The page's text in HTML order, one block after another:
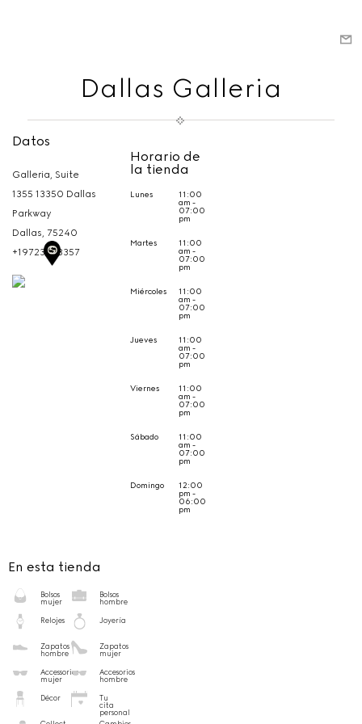
Dallas Galleria
Datos
Galleria, Suite
1355 13350 Dallas
Parkway
Dallas, 75240
+19723873357
Horario de
la tienda
Lunes 11:00
am -
07:00
pm
Martes 11:00
am -
07:00
pm
Miércoles 11:00
am -
07:00
pm
Jueves 11:00
am -
07:00
pm
Viernes 11:00
am -
07:00
pm
Sábado 11:00
am -
07:00
pm
Domingo 12:00
pm -
06:00
pm
En esta tienda
Bolsos
mujer
Bolsos
hombre
Relojes Joyería
Zapatos
hombre
Zapatos
mujer
Accessorios
mujer
Accesorios
hombre
Décor
Tu
cita
personal